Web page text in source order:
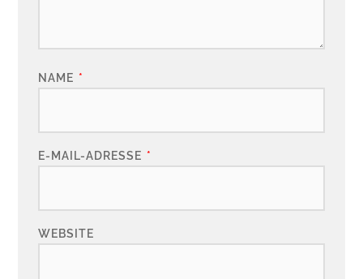
NAME *
E-MAIL-ADRESSE *
WEBSITE